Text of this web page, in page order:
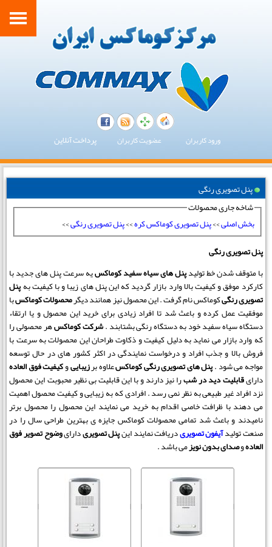
ورود کاربران عضویت کاربران پرداخت آنلاین
پنل تصویری رنگی
شاخه جاری محصولات
بخش اصلی
پنل تصویری کوماکس کره>>پنل تصویری رنگی>>
پنل تصویری رنگی
با متوقف شدن خط تولیدپنل های سیاه سفید کوماکسیه سرعت پنل های جدید با
کارکرد موفق و کیفیت بالا وارد بازار گردید که این پنل های زیبا و با کیفیت بهپنل
تصویری رنگیکوماکس نام گرفت . این محصول نیز همانند دیگرمحصولات کوماکسبا
موفقیت عمل کرده و باعث شد تا افراد زیادی برای خرید این محصول و یا ارتقاء
دستگاه سیاه سفید خود به دستگاه رنگی بشتابند .شرکت کوماکسهر محصولی را
که وارد بازار می نماید به دلیل کیفیت و ذکاوت طراحان این محصولات به سرعت با
فروش بالا و جذب افراد و درخواست نمایندگی در اکثر کشور های در حال توسعه
مواجه می شود .پنل های تصویری رنگی کوماکسعلاوه برزیباییوکیفیت فوق العاده
دارایقابلیت دید در شبرا نیز دارند و با این قابلیت بی نظیر محبوبت این محصول
نزد افراد غیر طبیعی به نظر نمی رسد . افرادی که به زیبایی و کیفیت محصول اهمیت
می دهند با ظرافت خاصی اقدام به خرید می نمایند این محصول را محصول برتر
نامیدند و باعث شد تمامی محصولات کوماکس جایزه ی بهترین طراحی سال را در
صنعت تولیدآیفون تصویریدریافت نمایند اینپنل تصویریدارایوضوح تصویر فوق
العادهوصدای بدون نویزمی باشد .